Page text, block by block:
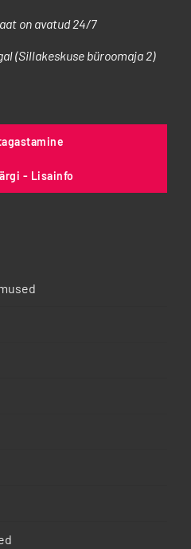
on avatud 24/7
(Sillakeskuse büroomaja 2)
- Lisainfo